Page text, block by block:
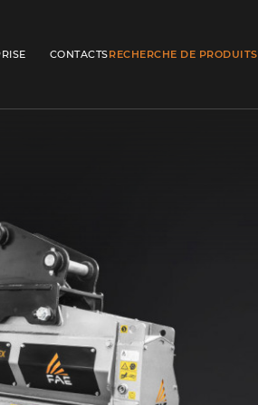
CONTACTSRECHERCHE DE PRODUITS